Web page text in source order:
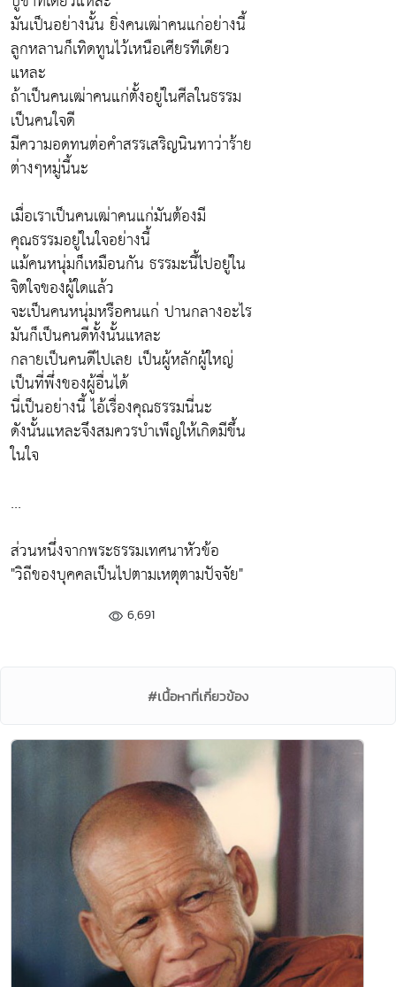
มันเป็นอย่างนั้น ยิ่งคนเฒ่าคนแก่อย่างนี้
ลูกหลานก็เทิดทูนไว้เหนือเศียรทีเดียว
แหละ
ถ้าเป็นคนเฒ่าคนแก่ตั้งอยู่ในศีลในธรรม
เป็นคนใจดี
มีความอดทนต่อคำสรรเสริญนินทาว่าร้าย
ต่างๆหมู่นี้นะ
เมื่อเราเป็นคนเฒ่าคนแก่มันต้องมี
คุณธรรมอยู่ในใจอย่างนี้
แม้คนหนุ่มก็เหมือนกัน ธรรมะนี้ไปอยู่ใน
จิตใจของผู้ใดแล้ว
จะเป็นคนหนุ่มหรือคนแก่ ปานกลางอะไร
มันก็เป็นคนดีทั้งนั้นแหละ
กลายเป็นคนดีไปเลย เป็นผู้หลักผู้ใหญ่
เป็นที่พึ่งของผู้อื่นได้
นี่เป็นอย่างนี้ ไอ้เรื่องคุณธรรมนี่นะ
ดังนั้นแหละจึงสมควรบำเพ็ญให้เกิดมีขึ้น
ในใจ
...
ส่วนหนึ่งจากพระธรรมเทศนาหัวข้อ
"วิถีของบุคคลเป็นไปตามเหตุตามปัจจัย"
6,691
#เนื้อหาที่เกี่ยวข้อง